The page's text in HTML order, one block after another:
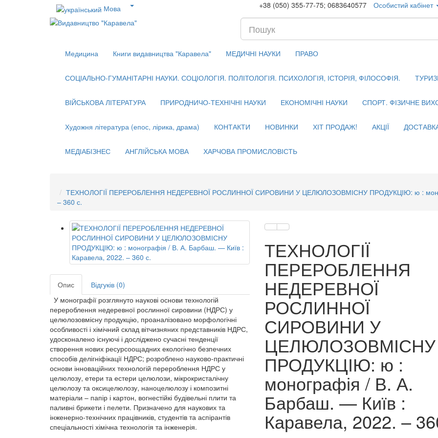
Мова +38 (050) 355-77-75; 0683640577 Особистий кабінет
Медицина Книги видавництва "Каравела" МЕДИЧНІ НАУКИ ПРАВО
СОЦІАЛЬНО-ГУМАНІТАРНІ НАУКИ. СОЦІОЛОГІЯ. ПОЛІТОЛОГІЯ. ПСИХОЛОГІЯ, ІСТОРІЯ, ФІЛОСОФІЯ.
ВІЙСЬКОВА ЛІТЕРАТУРА ПРИРОДНИЧО-ТЕХНІЧНІ НАУКИ ЕКОНОМІЧНІ НАУКИ СПОРТ. ФІЗИЧНЕ
Художня література (епос, лірика, драма) КОНТАКТИ НОВИНКИ ХІТ ПРОДАЖ! АКЦІЇ
МЕДІАБІЗНЕС АНГЛІЙСЬКА МОВА ХАРЧОВА ПРОМИСЛОВІСТЬ
ТЕХНОЛОГІЇ ПЕРЕРОБЛЕННЯ НЕДЕРЕВНОЇ РОСЛИННОЇ СИРОВИНИ У ЦЕЛЮЛОЗОВМІСНУ ПРОДУКЦІЮ: ю :
– 360 с.
Опис
Відгуків (0)
У монографії розглянуто наукові основи технологій
перероблення недеревної рослинної сировини (НДРС) у
целюлозовмісну продукцію, проаналізовано морфологічні
особливості і хімічний склад вітчизняних представників НДРС,
удосконалено існуючі і досліджено сучасні тенденції
створення нових ресурсоощадних екологічно безпечних
способів делігніфікації НДРС; розроблено науково-практичні
основи інноваційних технологій перероблення НДРС у
целюлозу, етери та естери целюлози, мікрокристалічну
целюлозу та оксицелюлозу, наноцелюлозу і композитні
матеріали – папір і картон, вогнестійкі будівельні плити та
паливні брикети і пелети. Призначено для наукових та
інженерно-технічних працівників, студентів та аспірантів
спеціальності хімічна технологія та інженерія.
ТЕХНОЛОГІЇ
ПЕРЕРОБЛЕННЯ
НЕДЕРЕВНОЇ
РОСЛИННОЇ
СИРОВИНИ У
ЦЕЛЮЛОЗОВМІСНУ
ПРОДУКЦІЮ: ю :
монографія / В. А.
Барбаш. — Київ :
Каравела, 2022. –